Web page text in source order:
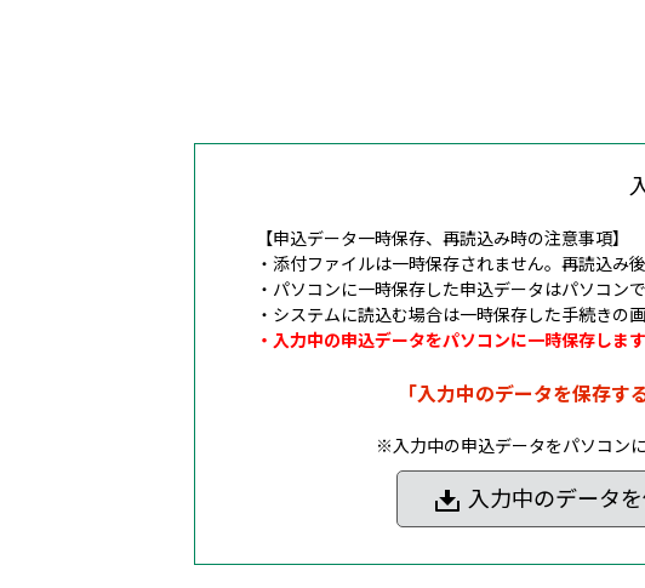
【申込データ一時保存、再読込み時の注意事項】
・添付ファイルは一時保存されません。再読込み
・パソコンに一時保存した申込データはパソコン
・システムに読込む場合は一時保存した手続きの
・入力中の申込データをパソコンに一時保存しま
「入力中のデータを保存
※入力中の申込データをパソコンに
入力中のデータ